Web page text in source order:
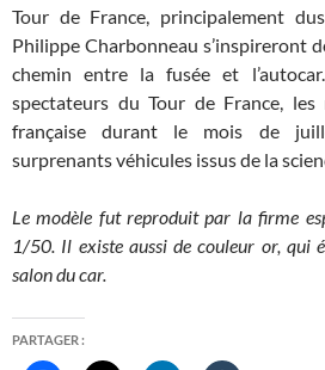
Tour de France, principalement
Philippe Charbonneau s’inspireront
chemin entre la fusée et
spectateurs du Tour de France,
française durant le mois de
surprenants véhicules issus de la
Le modèle fut reproduit par la firme
1/50. Il existe aussi de couleur or, qui
salon du car.
PARTAGER :